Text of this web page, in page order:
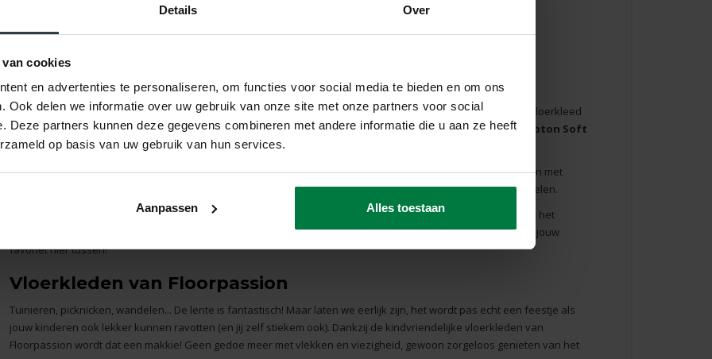
Details Over
cookies
en advertenties te personaliseren, om functies voor social media te bieden en om ons
Ook delen we informatie over uw gebruik van onze site met onze partners voor social
Deze partners kunnen deze gegevens combineren met andere informatie die u aan ze heeft
op basis van uw gebruik van hun services.
Aanpassen Alles toestaan
Heb jij jouw kinderkamer al ingericht, maar kan de kamer een keer een make-over gebruiken? Kies dan een vloerkleed
uit de Floorpassion X Fred van Leer collectie. Geef de kamer bijvoorbeeld een zachte, roze look met hetHampton Soft
Creamvloerkleed.
Door de ultieme zachtheid is het lopen op deze vloerkleden voor jou en jouw kinderen een pretje. Erop spelen met
vriendjes en vriendinnetjes is geen probleem, want door de geluidsdemping heb je minder lawaai van het spelen.
Kun je niet kiezen tussen de verschillende soorten vloerkleden en ben je benieuwd welk vloerkleed nou echt het
top 5 van onze zachtste vloerkledenspeciaal voor jou op een rij gezet. Wellicht zit jouw
favoriet hier tussen!
Vloerkleden van Floorpassion
Tuinieren, picknicken, wandelen... De lente is fantastisch! Maar laten we eerlijk zijn, het wordt pas echt een feestje als
jouw kinderen ook lekker kunnen ravotten (en jij zelf stiekem ook). Dankzij de kindvriendelijke vloerkleden van
Floorpassion wordt dat een makkie! Geen gedoe meer met vlekken en viezigheid, gewoon zorgeloos genieten van het